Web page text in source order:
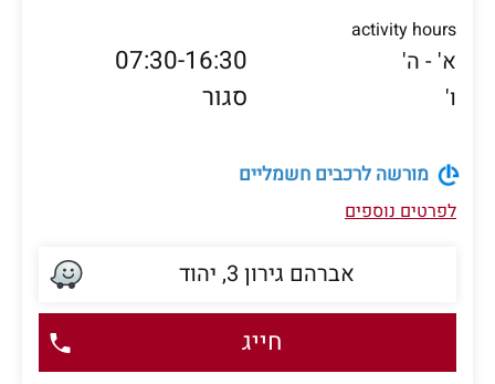
activity hours
א' - ה' 07:30-16:30
ו' סגור
מורשה לרכבים חשמליים
לפרטים נוספים
אברהם גירון 3, יהוד
חייג